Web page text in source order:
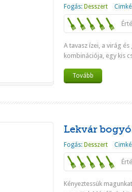
Fogás: Desszert
A tavasz ízei, a virág
kombinációja, egy kis
Tovább
Lekvár
Fogás: Desszert
Kényeztessük